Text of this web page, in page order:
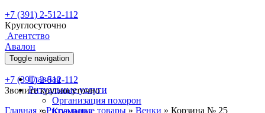
+7 (391) 2-512-112
Круглосуточно
Агентство
Авалон
Toggle navigation
Главная
Ритуальные услуги
Организация похорон
Кремация
+7 (391) 2-512-112
Звоните круглосуточно
Главная »Ритуальные товары » Венки » Корзина № 25